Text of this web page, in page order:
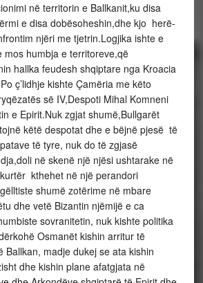
në territorin e Ballkanit,ku disa
e disa dobësoheshin,dhe kjo herë-
njëri me tjetrin.Logjika ishte e
mos humbja e territoreve,që
hallka feudesh shqiptare nga Kroacia
ç’lidhje kishte Çamëria me këto
së IV,Despoti Mihal Komneni
e Epirit.Nuk zgjat shumë,Bullgarët
këtë despotat dhe e bëjnë pjesë të
të tyre, nuk do të zgjasë
në skenë një njësi ushtarake në
kthehet në një perandori
shumë zotërime në mbare
dhe vetë Bizantin njëmijë e ca
sovranitetin, nuk kishte politika
Osmanët kishin arritur të
Ballkan, madje dukej se ata kishin
dhe kishin plane afatgjata në